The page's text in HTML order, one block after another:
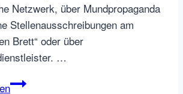
Netzwerk, über Mundpropaganda
Stellenausschreibungen am
Brett“ oder über
…
Das